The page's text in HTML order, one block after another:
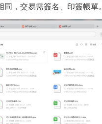
，交易需簽名、印簽帳單。